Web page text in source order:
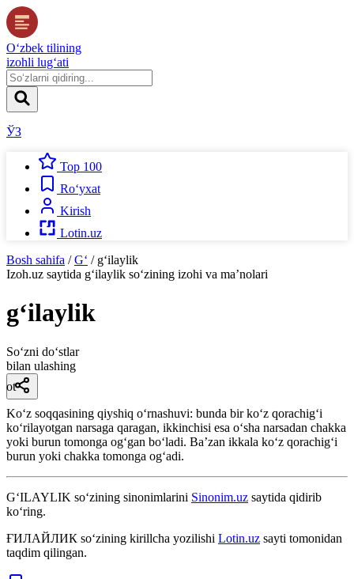
O‘zbek tilining
izohli lug‘ati
ЎЗ
Top 100
Ro‘yxat
Kirish
Lotin.uz
Bosh sahifa / G‘ / g‘ilaylik
Izoh.uz saytida g‘ilaylik so‘zining izohi va ma’nolari
g‘ilaylik
So‘zni do‘stlar
bilan ulashing
ot
Koʻz soqqasining qiyshiq oʻrnashuvi: bunda bir koʻz qorachigʻi
koʻrilayotgan narsaga qaragan, ikkinchisi esa oʻsha narsadan chakka
yoki burun tomonga ogʻgan boʻladi. Baʼzan ikkala koʻz qorachigʻi
burun yoki chakka tomonga ogʻadi.
G‘ILAYLIK so‘zining sinonimlarini Sinonim.uz saytida qidirib
ko‘ring.
ҒИЛАЙЛИК so‘zining kirillcha yozilishi Lotin.uz sayti tomonidan
taqdim qilingan.